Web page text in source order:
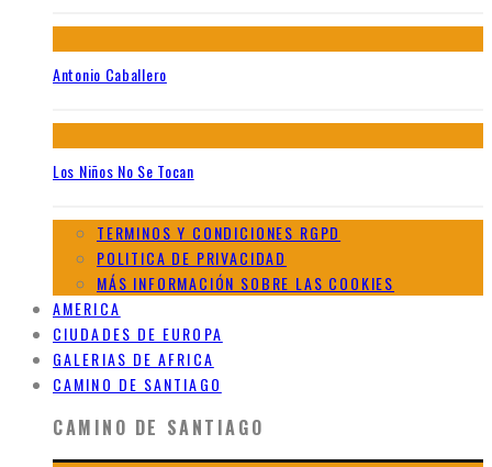
Antonio Caballero
Los Niños No Se Tocan
TERMINOS Y CONDICIONES RGPD
POLITICA DE PRIVACIDAD
MÁS INFORMACIÓN SOBRE LAS COOKIES
AMERICA
CIUDADES DE EUROPA
GALERIAS DE AFRICA
CAMINO DE SANTIAGO
CAMINO DE SANTIAGO